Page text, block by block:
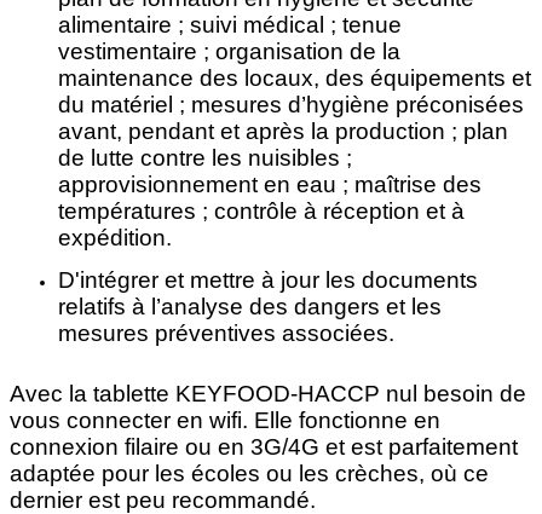
alimentaire ; suivi médical ; tenue
vestimentaire ; organisation de la
maintenance des locaux, des équipements et
du matériel ; mesures d’hygiène préconisées
avant, pendant et après la production ; plan
de lutte contre les nuisibles ;
approvisionnement en eau ; maîtrise des
températures ; contrôle à réception et à
expédition.
D'intégrer et mettre à jour les documents
relatifs à l’analyse des dangers et les
mesures préventives associées.
Avec la tablette KEYFOOD-HACCP nul besoin de
vous connecter en wifi. Elle fonctionne en
connexion filaire ou en 3G/4G et est parfaitement
adaptée pour les écoles ou les crèches, où ce
dernier est peu recommandé.